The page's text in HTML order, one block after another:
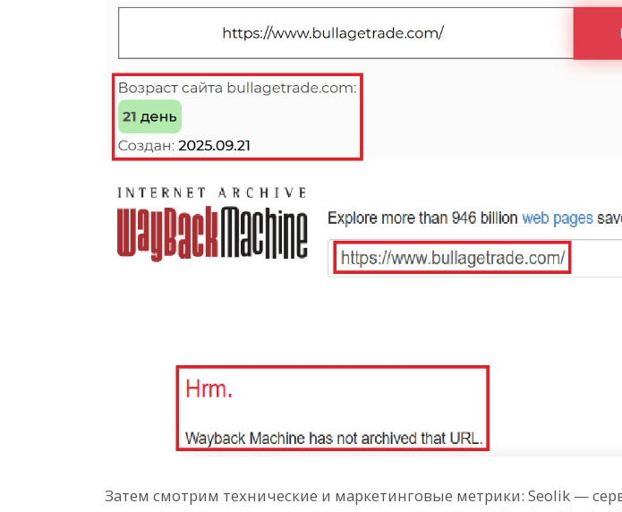
Затем смотрим технические и маркетинговые метрики: Seolik —